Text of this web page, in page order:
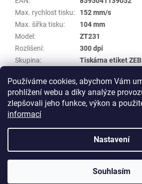
Používáme cookies, abychom Vám
prohlížení webu a díky analýze
zlepšovali jeho funkce, výkon a
informací
Nastavení
Souhlasím
Max. rychlost tisku:
152 mm/s
Max. šířka tisku:
104 mm
Model :
ZT231
Rozlišení:
300 dpi
Skupina:
Tiskárna etiket
Typ tisku: termotransfer
vyhrazena.